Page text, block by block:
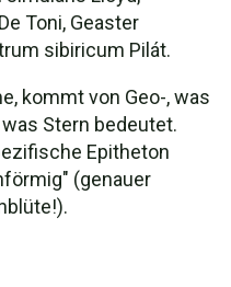
Toni, Geaster
sibiricum Pilát.
kommt von Geo-, was
Stern bedeutet.
Epitheton
(genauer